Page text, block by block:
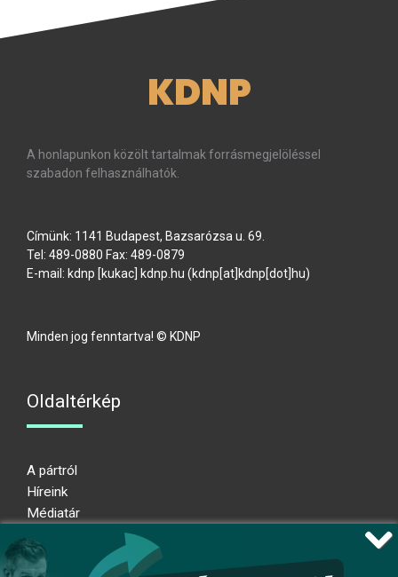
KDNP
A honlapunkon közölt tartalmak forrásmegjelöléssel
szabadon felhasználhatók.
Címünk: 1141 Budapest, Bazsarózsa u. 69.
Tel: 489-0880 Fax: 489-0879
E-mail: kdnp [kukac] kdnp.hu (kdnp[at]kdnp[dot]hu)
Minden jog fenntartva! © KDNP
Oldaltérkép
A pártról
Híreink
Médiatár
Adatkezelési nyilatkozat